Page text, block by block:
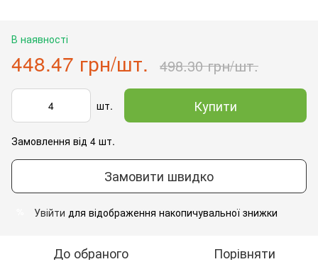
В наявності
448.47 грн/шт. 498.30 грн/шт.
шт. Купити
Замовлення від 4 шт.
Замовити швидко
Увійти для відображення накопичувальної знижки
До обраного Порівняти